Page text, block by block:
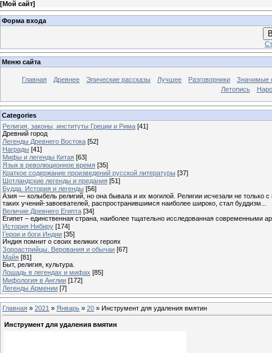
[Мой сайт]
Форма входа
Меню сайта
Главная Древнее Эпические рассказы Лучшее Разговорники
Значимые
Летопись
Categories
Религия, законы, институты Греции и Рима [41]
Древний город
Легенды Древнего Востока [52]
Награды [41]
Мифы и легенды Китая [63]
Язык в революционное время [35]
Краткое содержание произведений русской литературы [37]
Шотландские легенды и предания [51]
Будда. История и легенды [56]
Азия — колыбель религий, но она бывала и их могилой. Религии исчезали не
таких учений-завоевателей, распространившимся наиболее широко, стал буддизм...
Величие Древнего Египта [34]
Египет – единственная страна, наиболее тщательно исследованная современными
История Нибиру [174]
Герои и боги Индии [35]
Индия помнит о своих великих героях
Зороастрийцы. Верования и обычаи [67]
Майя [81]
Быт, религия, культура.
Лошадь в легендах и мифах [85]
Мифология в Англии [172]
Легенды Армении [7]
Главная » 2021 » Январь » 20 » Инструмент для удаления вмятин
Инструмент для удаления вмятин